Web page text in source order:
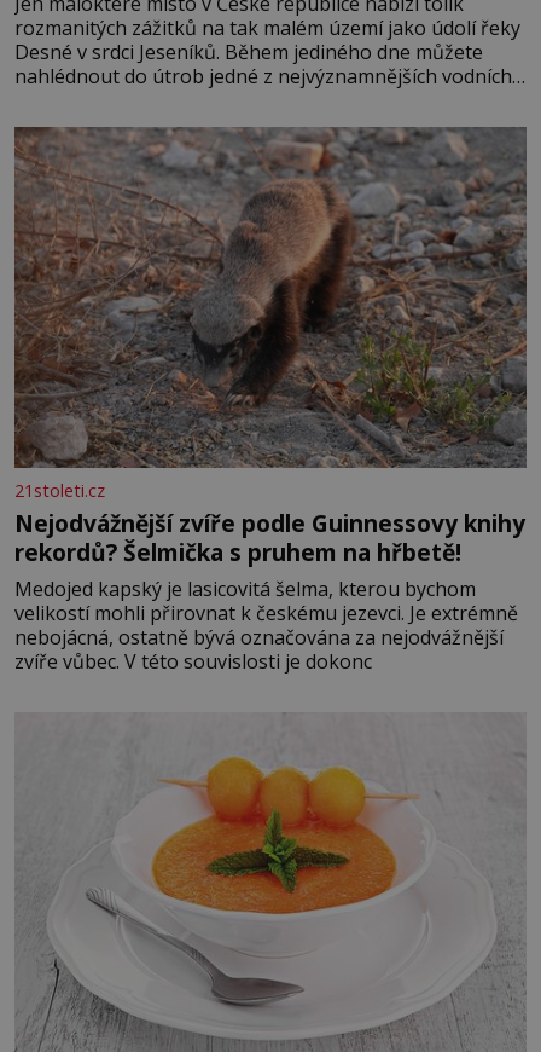
rozmanitých zážitků na tak malém území jako údolí řeky
Desné v srdci Jeseníků. Během jediného dne můžete
nahlédnout do útrob jedné z nejvýznamnějších vodních
se na koloběžce a den zakončit poznáváním památek ve
Velkých Losinách nebo v termálním
21stoleti.cz
Nejodvážnější zvíře podle Guinnessovy knihy
rekordů? Šelmička s pruhem na hřbetě!
Medojed kapský je lasicovitá šelma, kterou bychom
velikostí mohli přirovnat k českému jezevci. Je extrémně
nebojácná, ostatně bývá označována za nejodvážnější
zvíře vůbec. V této souvislosti je dokonc